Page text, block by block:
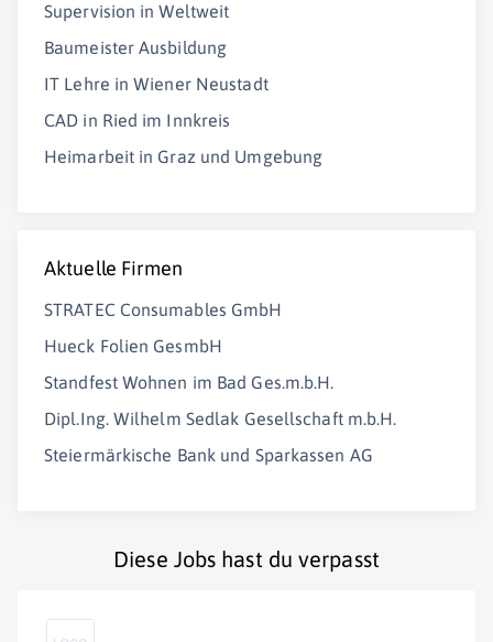
Supervision in Weltweit
Baumeister Ausbildung
IT Lehre in Wiener Neustadt
CAD in Ried im Innkreis
Heimarbeit in Graz und Umgebung
Aktuelle Firmen
STRATEC Consumables GmbH
Hueck Folien GesmbH
Standfest Wohnen im Bad Ges.m.b.H.
Dipl.Ing. Wilhelm Sedlak Gesellschaft m.b.H.
Steiermärkische Bank und Sparkassen AG
Diese Jobs hast du verpasst